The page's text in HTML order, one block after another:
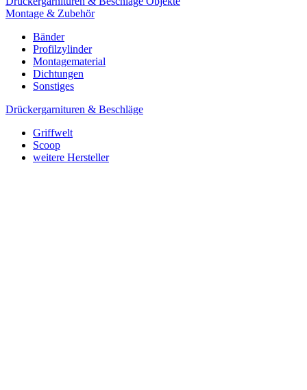
Montage & Zubehör
Bänder
Profilzylinder
Montagematerial
Dichtungen
Sonstiges
Drückergarnituren & Beschläge
Griffwelt
Scoop
weitere Hersteller